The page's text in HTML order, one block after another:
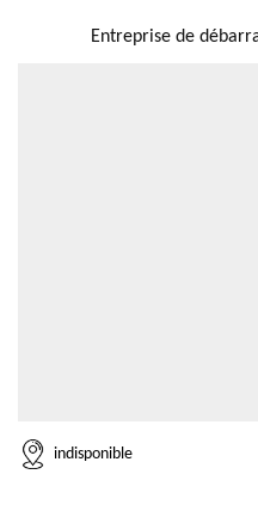
Entreprise de
indisponible